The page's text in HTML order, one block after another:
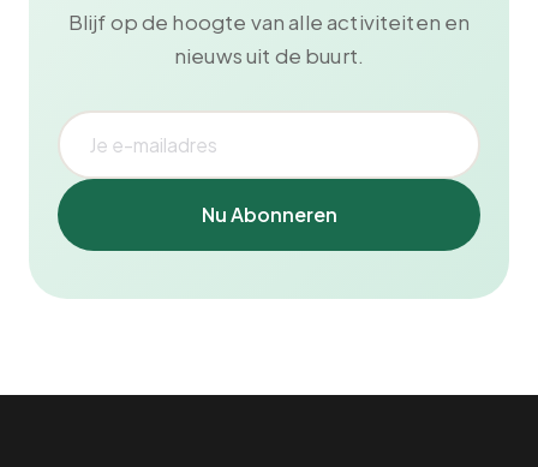
Blijf op de hoogte van alle activiteiten en
nieuws uit de buurt.
Nu Abonneren